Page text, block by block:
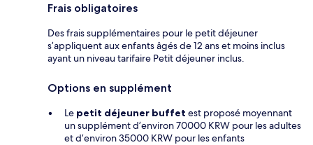
Frais obligatoires
Des frais supplémentaires pour le petit déjeuner
s’appliquent aux enfants âgés de 12 ans et moins inclus
ayant un niveau tarifaire Petit déjeuner inclus.
Options en supplément
Le petit déjeuner buffet est proposé moyennant
un supplément d’environ 70000 KRW pour les adultes
et d’environ 35000 KRW pour les enfants